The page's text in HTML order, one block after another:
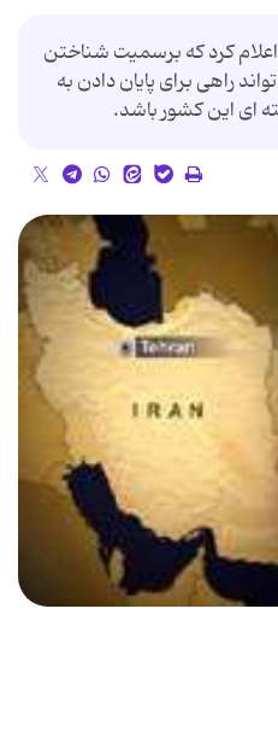
کرد که برسمیت شناختن
راهی برای پایان دادن به
ای این کشور باشد.